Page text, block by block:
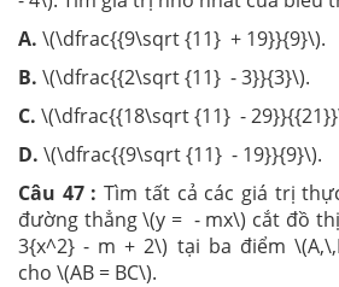
A. \(\dfrac{{9\sqrt {11} + 19}}{9}\).
B. \(\dfrac{{2\sqrt {11} - 3}}{3}\).
C. \(\dfrac{{18\sqrt {11} -
D. \(\dfrac{{9\sqrt {11} - 19}}{9}\).
Câu 47 : Tìm tất cả các giá trị
đường thẳng \(y = - mx\) cắt đồ
3{x^2} - m + 2\) tại ba điểm
cho \(AB = BC\).